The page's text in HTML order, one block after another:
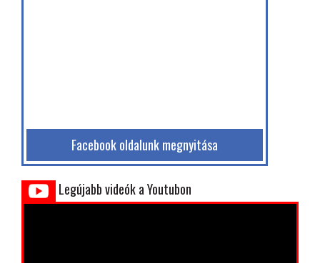
Facebook oldalunk megnyitása
Legújabb videók a Youtubon